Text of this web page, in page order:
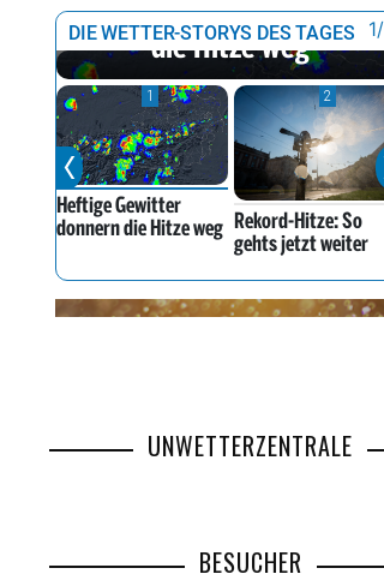
UNWETTERZENTRALE
BESUCHER